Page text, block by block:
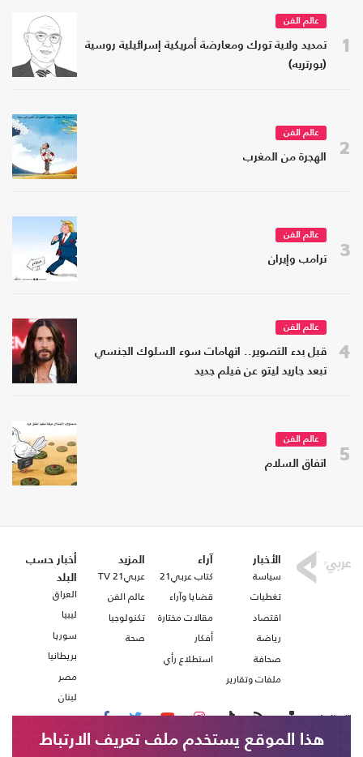
1
عالم الفن
تمديد ولاية تورك ومعارضة أمريكية إسرائيلية روسية
(بورتريه)
2
عالم الفن
الهجرة من المغرب
3
عالم الفن
ترامب وإيران
4
عالم الفن
قبل بدء التصوير.. اتهامات سوء السلوك الجنسي
تبعد جاريد ليتو عن فيلم جديد
5
عالم الفن
اتفاق السلام
الأخبار
سياسة
تغطيات
اقتصاد
رياضة
صحافة
ملفات وتقارير
آراء
كتاب عربي21
قضايا وآراء
مقالات مختارة
أفكار
استطلاع رأي
المزيد
عربي21 TV
عالم الفن
تكنولوجيا
صحة
أخبار حسب
البلد
العراق
ليبيا
سوريا
بريطانيا
مصر
لبنان
تابعنا على
هذا الموقع يستخدم ملف تعريف الارتباط